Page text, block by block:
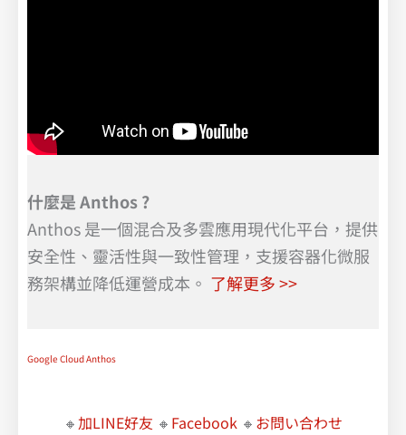
什麼是 Anthos ?
Anthos 是一個混合及多雲應用現代化平台，提供
安全性、靈活性與一致性管理，支援容器化微服
務架構並降低運營成本。 了解更多 >>
Google Cloud Anthos
🔸加LINE好友 🔸 Facebook 🔸 お問い合わせ